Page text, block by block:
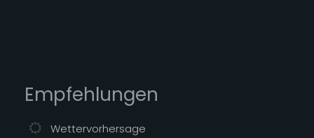
Empfehlungen
Wettervorhersage